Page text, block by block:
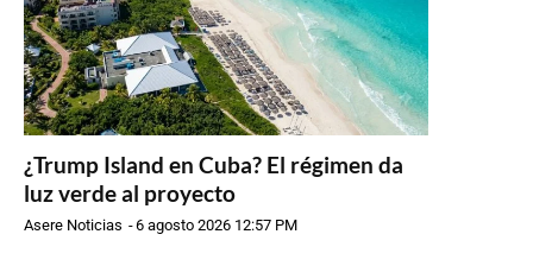
¿Trump Island en Cuba? El régimen da
luz verde al proyecto
Asere Noticias -6 agosto 2026 12:57 PM